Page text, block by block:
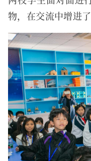
物，在交流中增进